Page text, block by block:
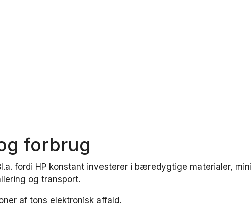
forbrug
fordi HP konstant investerer i bæredygtige materialer,
og transport.
af tons elektronisk affald.